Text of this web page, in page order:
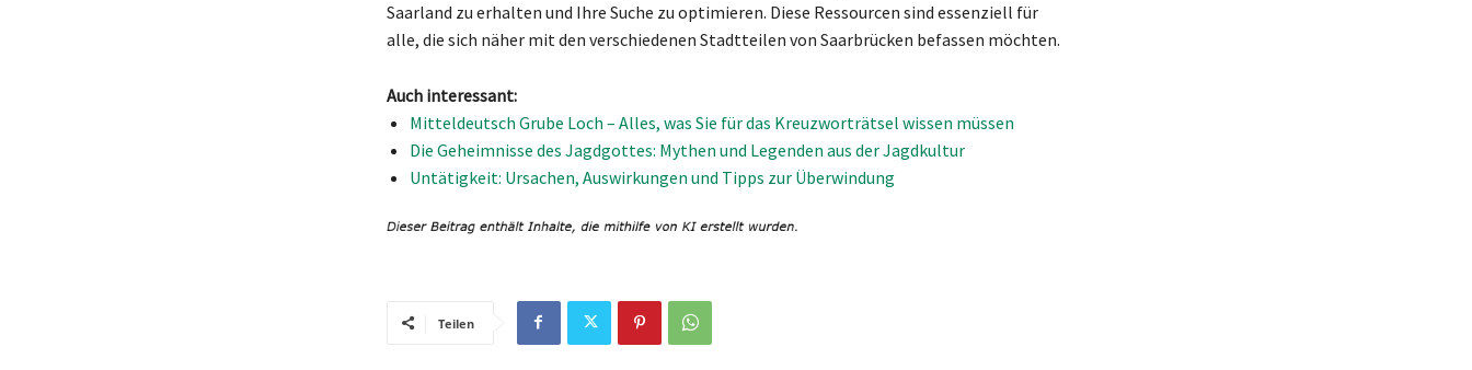
Saarland zu erhalten und Ihre Suche zu optimieren. Diese Ressourcen sind essenziell für
alle, die sich näher mit den verschiedenen Stadtteilen von Saarbrücken befassen möchten.
Auch interessant:
Mitteldeutsch Grube Loch – Alles, was Sie für das Kreuzworträtsel wissen müssen
Die Geheimnisse des Jagdgottes: Mythen und Legenden aus der Jagdkultur
Untätigkeit: Ursachen, Auswirkungen und Tipps zur Überwindung
Teilen